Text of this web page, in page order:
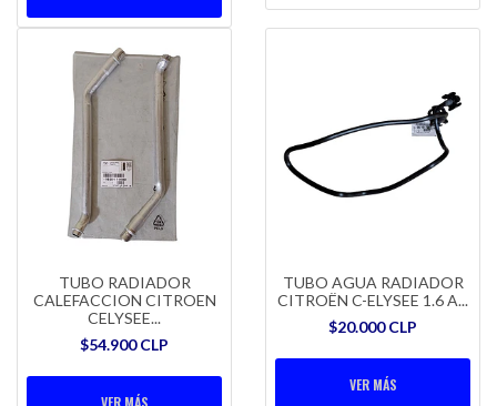
TUBO RADIADOR
CALEFACCION CITROEN
CELYSEE...
$54.900 CLP
VER MÁS
TUBO AGUA RADIADOR
CITROËN C-ELYSEE 1.6 A...
$20.000 CLP
VER MÁS